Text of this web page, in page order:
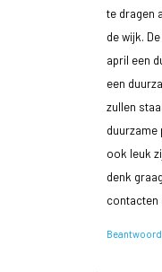
te dragen
de wijk.
april een
een
zullen
duurzame
ook leuk
denk
contacten